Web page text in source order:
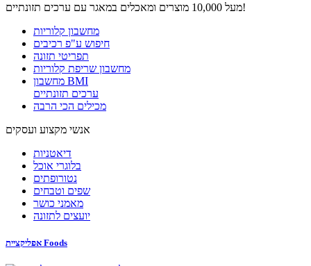
מעל 10,000 מוצרים ומאכלים במאגר עם ערכים תזונתיים!
מחשבון קלוריות
חיפוש ע"פ רכיבים
תפריטי תזונה
מחשבון שריפת קלוריות
מחשבון BMI
ערכים תזונתיים
מכילים הכי הרבה
אנשי מקצוע ועסקים
דיאטניות
בלוגרי אוכל
נטורופתים
שפים וטבחים
מאמני כושר
יועצים לתזונה
אפליקציית Foods